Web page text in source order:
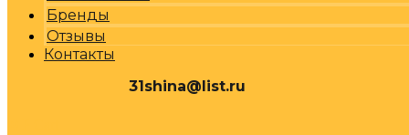
Бренды
Отзывы
Контакты
31shina@list.ru